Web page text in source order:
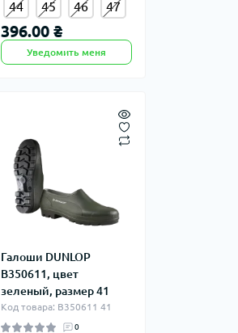
44 45 46 47
396.00 ₴
Уведомить меня
Галоши DUNLOP
B350611, цвет
зеленый, размер 41
Код товара: B350611 41
0